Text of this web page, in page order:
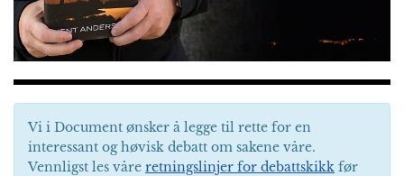
Vi i Document ønsker å legge til rette for en
interessant og høvisk debatt om sakene våre.
Vennligst les våre retningslinjer for debattskikk før